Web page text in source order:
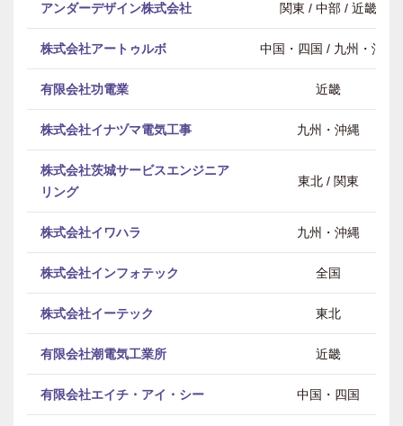
アンダーデザイン株式会社 関東 / 中部 / 近畿
株式会社アートゥルボ 中国・四国 / 九州・沖縄
有限会社功電業 近畿
株式会社イナヅマ電気工事 九州・沖縄
株式会社茨城サービスエンジニア
リング
東北 / 関東
株式会社イワハラ 九州・沖縄
株式会社インフォテック 全国
株式会社イーテック 東北
有限会社潮電気工業所 近畿
有限会社エイチ・アイ・シー 中国・四国